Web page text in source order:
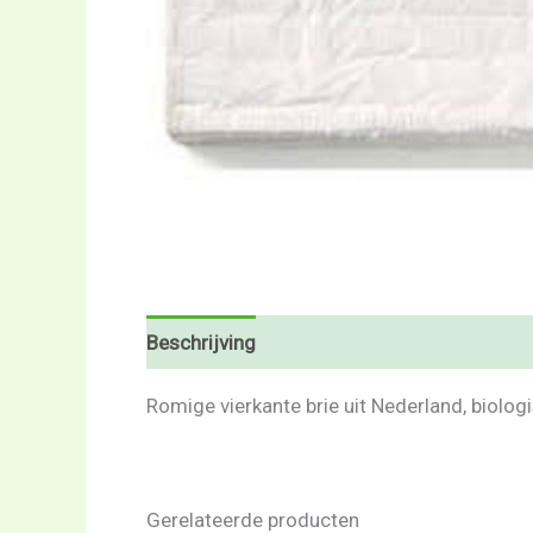
Beschrijving
Romige vierkante brie uit Nederland,
Gerelateerde producten